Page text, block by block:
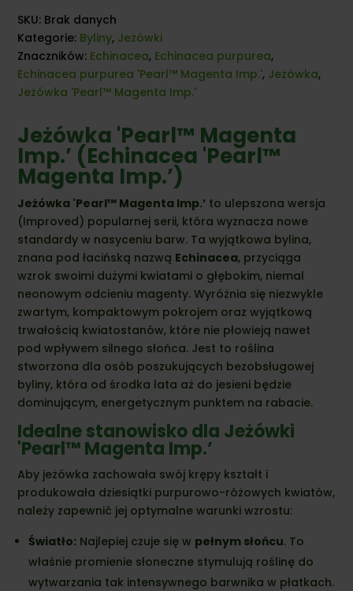
SKU: Brak danych
Kategorie: Byliny, Jeżówki
Znaczników: Echinacea, Echinacea purpurea,
Echinacea purpurea 'Pearl™ Magenta Imp.', Jeżówka,
Jeżówka 'Pearl™ Magenta Imp.'
Jeżówka 'Pearl™ Magenta
Imp.’ (Echinacea 'Pearl™
Magenta Imp.’)
Jeżówka 'Pearl™ Magenta Imp.’ to ulepszona wersja
(Improved) popularnej serii, która wyznacza nowe
standardy w nasyceniu barw. Ta wyjątkowa bylina,
znana pod łacińską nazwą Echinacea, przyciąga
wzrok swoimi dużymi kwiatami o głębokim, niemal
neonowym odcieniu magenty. Wyróżnia się niezwykle
zwartym, kompaktowym pokrojem oraz wyjątkową
trwałością kwiatostanów, które nie płowieją nawet
pod wpływem silnego słońca. Jest to roślina
stworzona dla osób poszukujących bezobsługowej
byliny, która od środka lata aż do jesieni będzie
dominującym, energetycznym punktem na rabacie.
Idealne stanowisko dla Jeżówki
'Pearl™ Magenta Imp.’
Aby jeżówka zachowała swój krępy kształt i
produkowała dziesiątki purpurowo-różowych kwiatów,
należy zapewnić jej optymalne warunki wzrostu:
Światło: Najlepiej czuje się w pełnym słońcu. To
właśnie promienie słoneczne stymulują roślinę do
wytwarzania tak intensywnego barwnika w płatkach.